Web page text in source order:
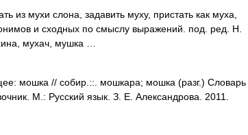
мухи слона, задавить муху, пристать как муха,
и сходных по смыслу выражений. под. ред. Н.
мухач, мушка …
мошка // собир.::. мошкара; мошка (разг.) Словарь
М.: Русский язык. З. Е. Александрова. 2011.